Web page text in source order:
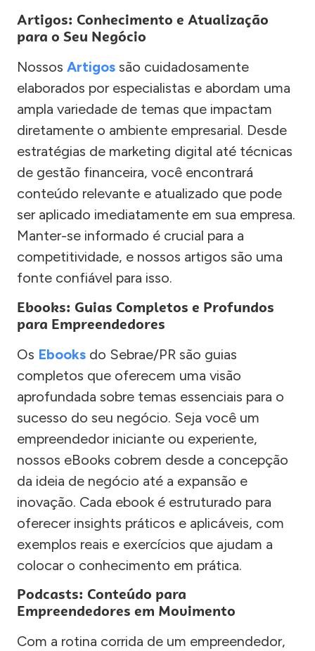
Artigos: Conhecimento e Atualização
para o Seu Negócio
Nossos Artigos são cuidadosamente
elaborados por especialistas e abordam uma
ampla variedade de temas que impactam
diretamente o ambiente empresarial. Desde
estratégias de marketing digital até técnicas
de gestão financeira, você encontrará
conteúdo relevante e atualizado que pode
ser aplicado imediatamente em sua empresa.
Manter-se informado é crucial para a
competitividade, e nossos artigos são uma
fonte confiável para isso.
Ebooks: Guias Completos e Profundos
para Empreendedores
Os Ebooks do Sebrae/PR são guias
completos que oferecem uma visão
aprofundada sobre temas essenciais para o
sucesso do seu negócio. Seja você um
empreendedor iniciante ou experiente,
nossos eBooks cobrem desde a concepção
da ideia de negócio até a expansão e
inovação. Cada ebook é estruturado para
oferecer insights práticos e aplicáveis, com
exemplos reais e exercícios que ajudam a
colocar o conhecimento em prática.
Podcasts: Conteúdo para
Empreendedores em Movimento
Com a rotina corrida de um empreendedor,